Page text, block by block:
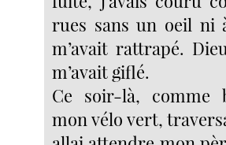
rues sans un oeil ni
m’avait rattrapé.
m’avait giflé.
Ce soir-là, comme
mon vélo vert,